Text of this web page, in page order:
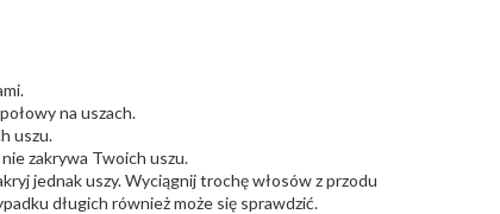
na uszach.
uszu.
zakrywa Twoich uszu.
jednak uszy. Wyciągnij trochę włosów z przodu
długich również może się sprawdzić.